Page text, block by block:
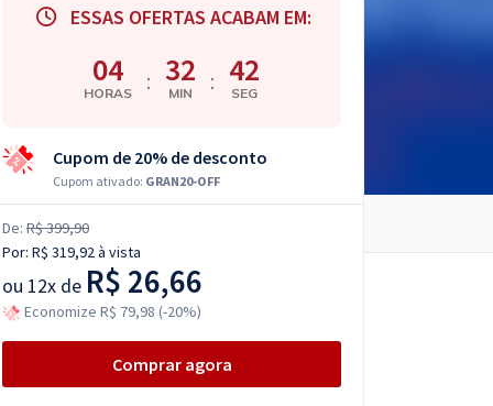
ESSAS OFERTAS ACABAM EM:
04
HORAS : 32
MIN : 41
SEG
Cupom de 20% de desconto
Cupom ativado: GRAN20-OFF
De: R$ 399,90
Por: R$ 319,92à vista
ou 12x de R$ 26,66
Economize R$ 79,98 (-20%)
Comprar agora